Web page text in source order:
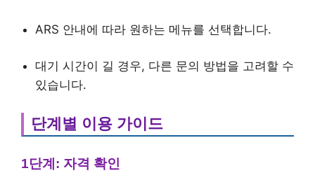
ARS 안내에 따라 원하는 메뉴를 선택합니다.
대기 시간이 길 경우, 다른 문의 방법을 고려할 수
있습니다.
단계별 이용 가이드
1단계: 자격 확인